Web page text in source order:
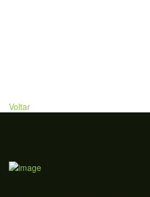
Voltar